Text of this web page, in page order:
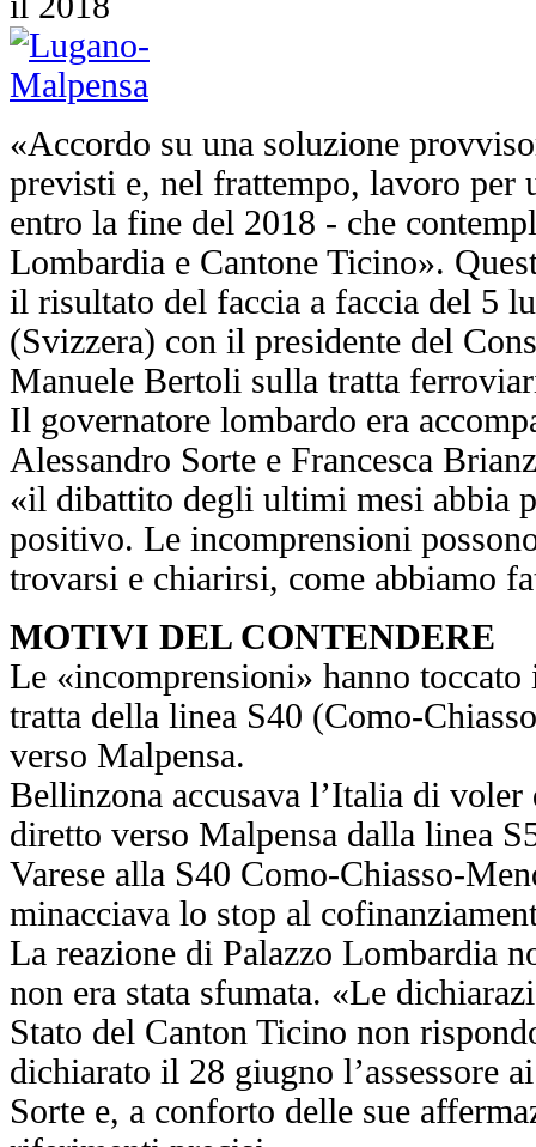
«Accordo su una soluzione
previsti e, nel frattempo, lavoro per
entro la fine del 2018 - che
Lombardia e Cantone Ticino».
il risultato del faccia a faccia del 5
(Svizzera) con il presidente del
Manuele Bertoli sulla tratta
Il governatore lombardo era
Alessandro Sorte e Francesca
«il dibattito degli ultimi mesi abbia
positivo. Le incomprensioni
trovarsi e chiarirsi, come abbiamo
MOTIVI DEL CONTENDERE
Le «incomprensioni» hanno
tratta della linea S40 (Como-
verso Malpensa.
Bellinzona accusava l’Italia di
diretto verso Malpensa dalla linea
Varese alla S40 Como-Chiasso-
minacciava lo stop al
La reazione di Palazzo Lombardia
non era stata sfumata. «Le
Stato del Canton Ticino non
dichiarato il 28 giugno l’assessore
Sorte e, a conforto delle sue